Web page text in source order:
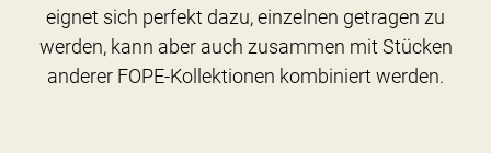
eignet sich perfekt dazu, einzelnen getragen zu
werden, kann aber auch zusammen mit Stücken
anderer FOPE-Kollektionen kombiniert werden.